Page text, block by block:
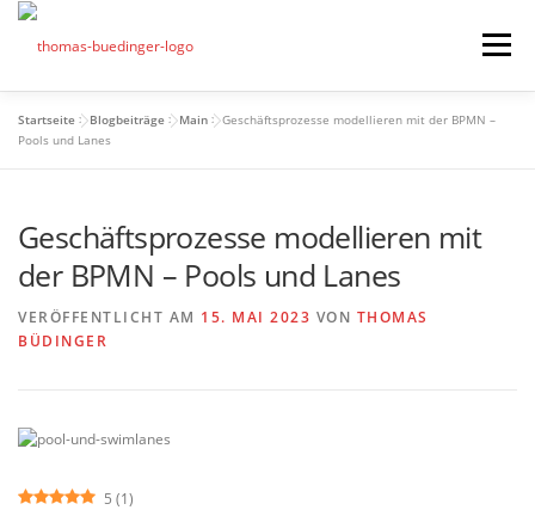
Zum
springen
Menü
Seminare
Über mich
Presse
Startseite >Blogbeiträge >Main >Geschäftsprozesse modellieren mit der BPMN –
Pools und Lanes
Geschäftsprozesse modellieren mit
der BPMN – Pools und Lanes
VERÖFFENTLICHT AM 15. MAI 2023 VON THOMAS
BÜDINGER
5 (1)